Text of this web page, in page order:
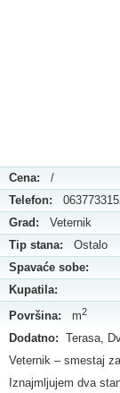
Cena: /
Telefon:
Grad: Veternik
Tip stana: Ostalo
Spavaće sobe:
Kupatila:
Površina: m2
Dodatno: Terasa,
Veternik – smestaj
Iznajmljujem dva